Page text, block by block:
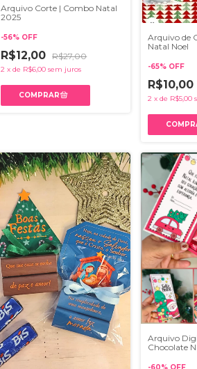
Arquivo Corte | Combo Natal
2025
-56% OFF
R$12,00 R$27,00
2 xde R$6,00 sem juros
Arquivo de
Natal Noel
-65% OFF
R$10,00
2 x de R$5,00
Arquivo
Chocolate
-60% OFF